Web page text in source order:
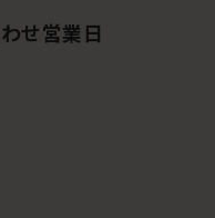
せ営業日